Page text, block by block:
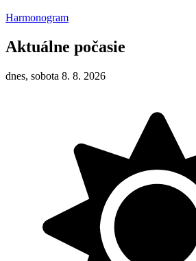
Harmonogram
Aktuálne počasie
dnes, sobota 8. 8. 2026